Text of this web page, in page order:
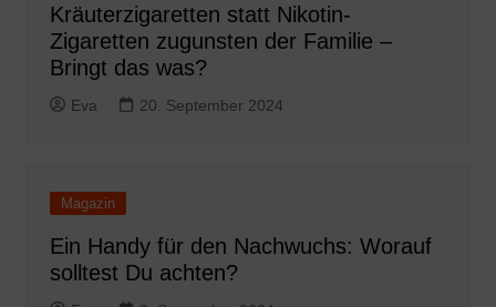
Kräuterzigaretten statt Nikotin-
Zigaretten zugunsten der Familie –
Bringt das was?
Eva 20. September 2024
Magazin
Ein Handy für den Nachwuchs: Worauf
solltest Du achten?